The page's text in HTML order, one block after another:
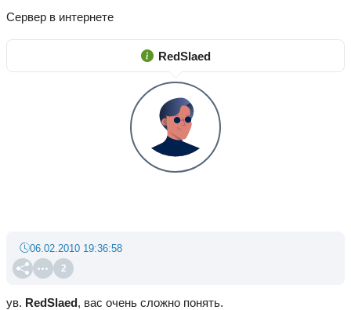
Сервер в интернете
RedSlaed
2
06.02.2010 19:36:58
ув. RedSlaed, вас очень сложно понять.